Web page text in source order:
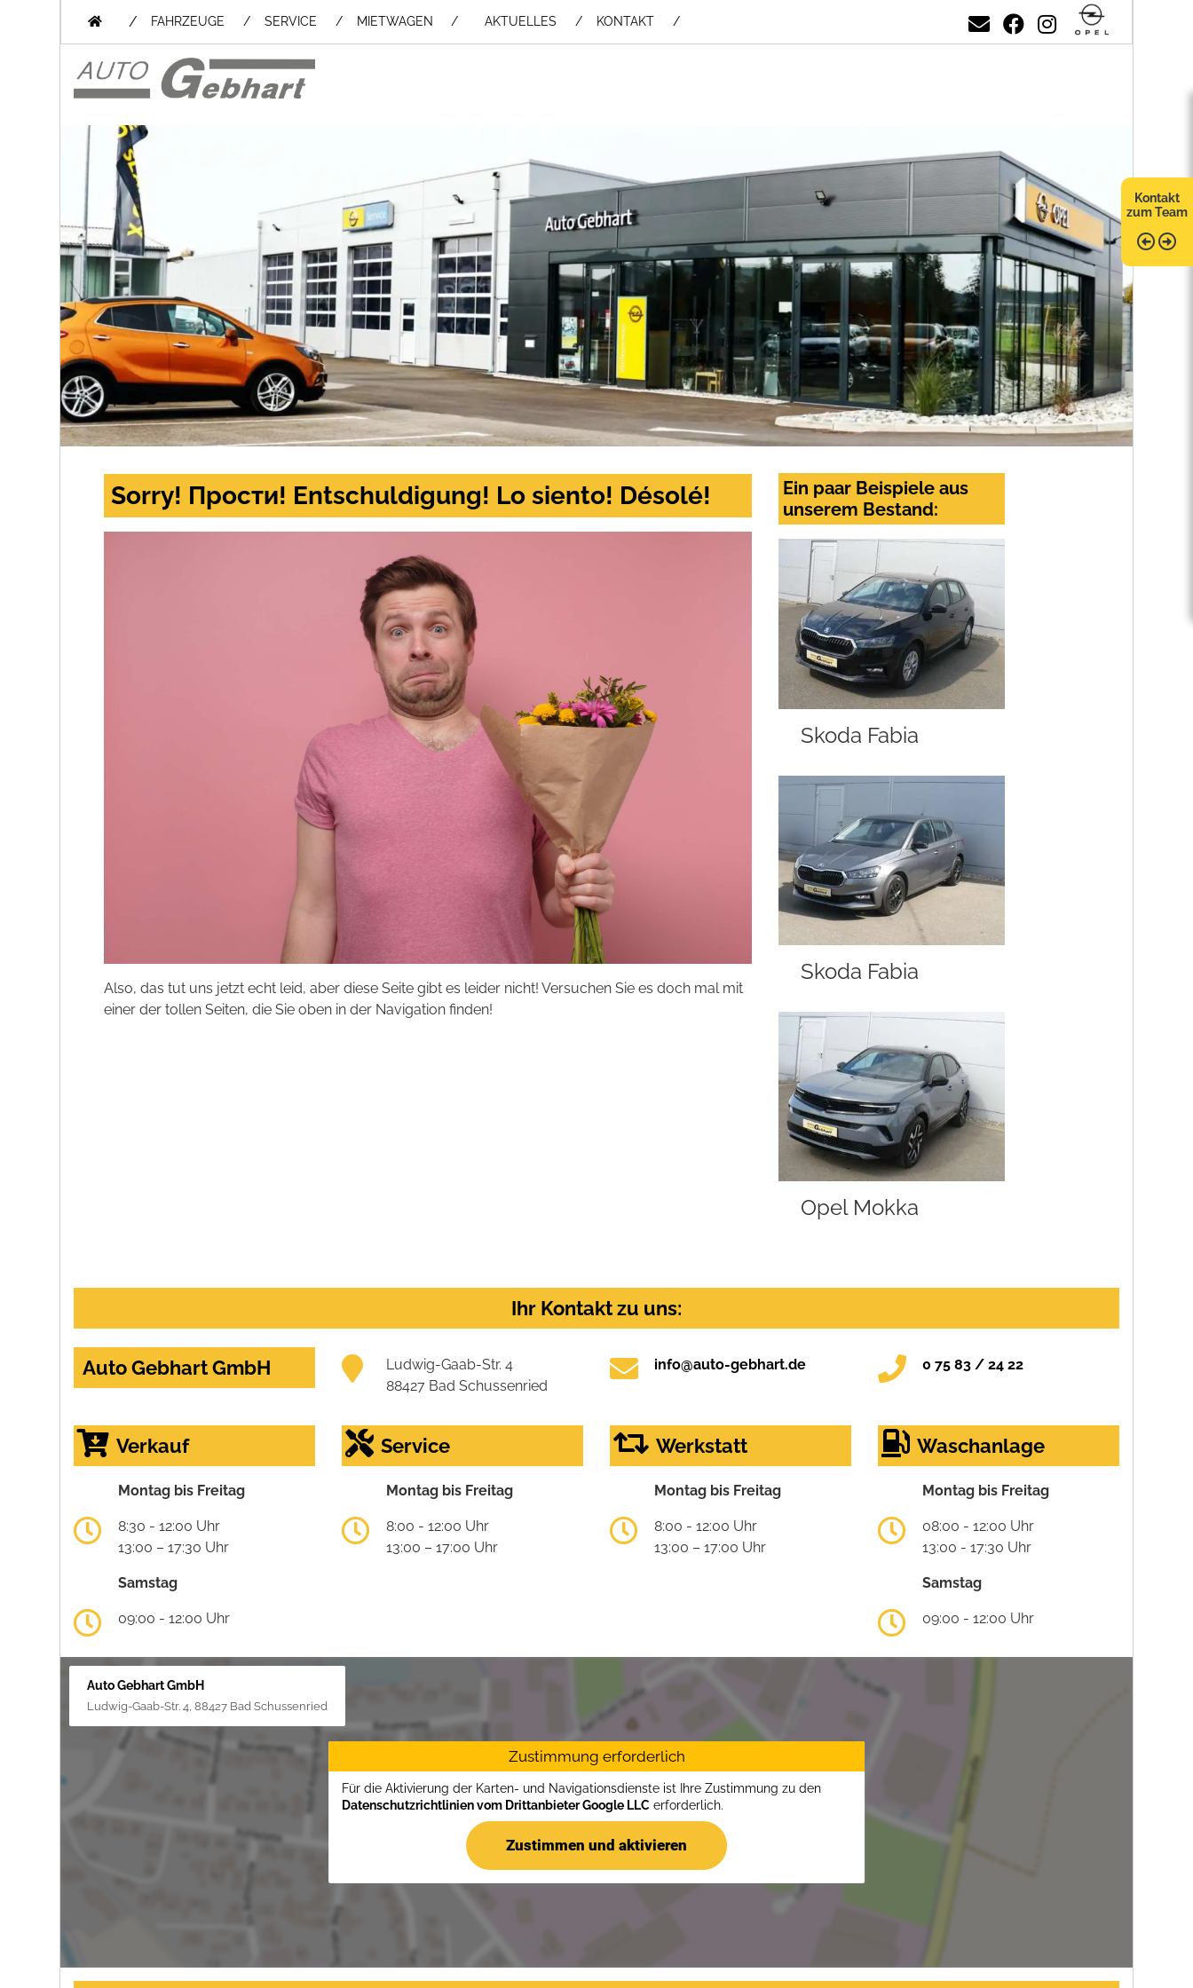
/ FAHRZEUGE SERVICE MIETWAGEN / AKTUELLES KONTAKT
Kontakt
zum Team
Sorry! Прости! Entschuldigung! Lo siento! Désolé!
Also, das tut uns jetzt echt leid, aber diese Seite gibt es leider nicht! Versuchen Sie es doch mal mit
einer der tollen Seiten, die Sie oben in der Navigation finden!
Ein paar Beispiele aus
unserem Bestand:
Skoda Fabia
Skoda Fabia
Opel Mokka
Ihr Kontakt zu uns:
Auto Gebhart GmbH
Ludwig-Gaab-Str. 4
88427 Bad Schussenried
info@auto-gebhart.de 0 75 83 / 24 22
Verkauf
Montag bis Freitag
8:30 - 12:00 Uhr
13:00 – 17:30 Uhr
Samstag
09:00 - 12:00 Uhr
Service
Montag bis Freitag
8:00 - 12:00 Uhr
13:00 – 17:00 Uhr
Werkstatt
Montag bis Freitag
8:00 - 12:00 Uhr
13:00 – 17:00 Uhr
Waschanlage
Montag bis Freitag
08:00 - 12:00 Uhr
13:00 - 17:30 Uhr
Samstag
09:00 - 12:00 Uhr
Auto Gebhart GmbH
Ludwig-Gaab-Str. 4, 88427 Bad Schussenried
Zustimmung erforderlich
Für die Aktivierung der Karten- und Navigationsdienste ist Ihre Zustimmung zu den
Datenschutzrichtlinien vom Drittanbieter Google LLC erforderlich.
Zustimmen und aktivieren